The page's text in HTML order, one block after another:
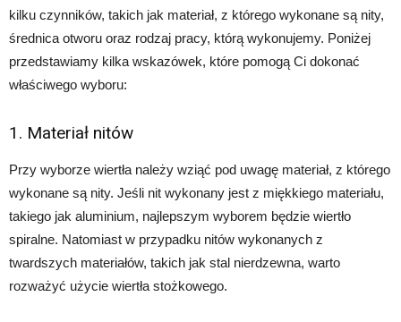
kilku czynników, takich jak materiał, z którego wykonane są nity,
średnica otworu oraz rodzaj pracy, którą wykonujemy. Poniżej
przedstawiamy kilka wskazówek, które pomogą Ci dokonać
właściwego wyboru:
1. Materiał nitów
Przy wyborze wiertła należy wziąć pod uwagę materiał, z którego
wykonane są nity. Jeśli nit wykonany jest z miękkiego materiału,
takiego jak aluminium, najlepszym wyborem będzie wiertło
spiralne. Natomiast w przypadku nitów wykonanych z
twardszych materiałów, takich jak stal nierdzewna, warto
rozważyć użycie wiertła stożkowego.